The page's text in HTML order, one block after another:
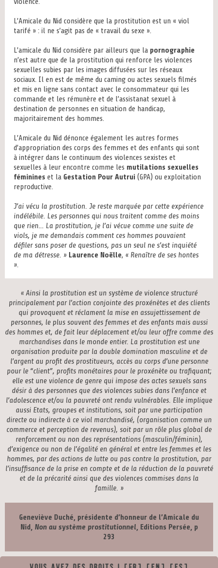
L’Amicale du Nid considère que la prostitution est un « viol
tarifé » : il ne s’agit pas de « travail du sexe ».
L’amicale du Nid considère par ailleurs que la pornographie
n’est autre que de la prostitution qui renforce les violences
sexuelles subies par les images diffusées sur les réseaux
sociaux. Il en est de même du caming ou actes sexuels filmés
et mis en ligne sans contact avec le consommateur qui les
commande et les rémunère et de l’assistanat sexuel à
destination de personnes en situation de handicap,
majoritairement des hommes.
L’Amicale du Nid dénonce également les autres formes
d’appropriation des corps des femmes et des enfants qui sont
à intégrer dans le continuum des violences sexistes et
sexuelles à leur encontre comme les mutilations sexuelles
féminines et la Gestation Pour Autrui (GPA) ou exploitation
reproductive.
J’ai vécu la prostitution. Je reste marquée par cette expérience
indélébile. Les personnes qui nous traitent comme des moins
que rien… La prostitution, je l’ai vécue comme une suite de
viols, je me demandais comment ces hommes pouvaient
défiler sans poser de questions, pas un seul ne s’est inquiété
de ma détresse. » Laurence Noëlle, « Renaître de ses hontes
».
« Ainsi la prostitution est un système de violence structuré
principalement par l’action conjointe des proxénètes et des clients
qui provoquent et réclament la mise en assujettissement de
personnes, le plus souvent des femmes et des enfants mais aussi
des hommes et, de fait leur déplacement et/ou leur offre comme des
marchandises dans le monde entier. La prostitution est une
organisation produite par la double domination masculine et de
l’argent au profit des prostitueurs, accès au corps d’une personne
pour le “client”, profits monétaires pour le proxénète ou trafiquant;
elle est une violence de genre qui impose des actes sexuels sans
désir à des personnes que des violences subies dans l’enfance et
l’adolescence et/ou la pauvreté ont rendu vulnérables. Elle implique
aussi Etats, groupes et institutions, soit par une participation
directe ou indirecte à ce viol marchandisé, (organisation comme un
commerce et perception de revenus), soit par un rôle plus global de
renforcement ou non des représentations (masculin/féminin),
d’exigence ou non de l’égalité en général et entre les femmes et les
hommes, par des actions de lutte ou pas contre la prostitution, par
l’insuffisance de la prise en compte et de la réduction de la pauvreté
et de la précarité ainsi que des violences commises dans la
famille. »
Geneviève Duché, présidente d’honneur de l’Amicale du
Nid, Non au système prostitutionnel, Editions Persée, p
293